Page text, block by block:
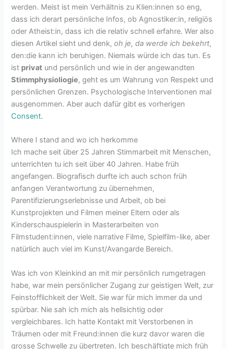
werden. Meist ist mein Verhältnis zu Klien:innen so eng,
dass ich derart persönliche Infos, ob Agnostiker:in, religiös
oder Atheist:in, dass ich die relativ schnell erfahre. Wer also
diesen Artikel sieht und denk,oh je, da werde ich bekehrt,
den:die kann ich beruhigen. Niemals würde ich das tun. Es
ist privat und persönlich und wie in der angewandten
Stimmphysioliogie, geht es um Wahrung von Respekt und
persönlichen Grenzen. Psychologische Interventionen mal
ausgenommen. Aber auch dafür gibt es vorherigen
Consent.
Where I stand and wo ich herkomme
Ich mache seit über 25 Jahren Stimmarbeit mit Menschen,
unterrichten tu ich seit über 40 Jahren. Habe früh
angefangen. Biografisch durfte ich auch schon früh
anfangen Verantwortung zu übernehmen,
Parentifizierungserlebnisse und Arbeit, ob bei
Kunstprojekten und Filmen meiner Eltern oder als
Kinderschauspielerin in Masterarbeiten von
Filmstudent:innen, viele narrative Filme, Spielfilm-like, aber
natürlich auch viel im Kunst/Avangarde Bereich.
Was ich von Kleinkind an mit mir persönlich rumgetragen
habe, war mein persönlicher Zugang zur geistigen Welt, zur
Feinstofflichkeit der Welt. Sie war für mich immer da und
spürbar. Nie sah ich mich als hellsichtig oder
vergleichbares. Ich hatte Kontakt mit Verstorbenen in
Träumen oder mit Freund:innen die kurz davor waren die
grosse Schwelle zu übertreten. Ich beschäftigte mich früh